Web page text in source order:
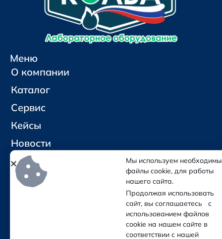
Меню
О компании
Каталог
Сервис
Кейсы
Новости
Контакты
Социальные сети и контакты
Мы используем
файлы cookie, для работы
нашего сайта.
Продолжая использовать
сайт, вы соглашаетесь с
использованием файлов
cookie на нашем сайте в
соответствии с нашей